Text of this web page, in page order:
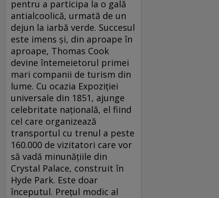
pentru a participa la o gală
antialcoolică, urmată de un
dejun la iarbă verde. Succesul
este imens şi, din aproape în
aproape, Thomas Cook
devine întemeietorul primei
mari companii de turism din
lume. Cu ocazia Expoziţiei
universale din 1851, ajunge
celebritate naţională, el fiind
cel care organizează
transportul cu trenul a peste
160.000 de vizitatori care vor
să vadă minunăţiile din
Crystal Palace, construit în
Hyde Park. Este doar
începutul. Preţul modic al